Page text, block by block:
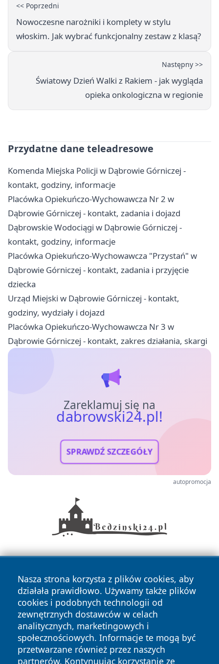
<< Poprzedni
Nowoczesne narożniki i komplety w stylu
włoskim. Jak wybrać funkcjonalny zestaw z klasą?
Następny >>
Światowy Dzień Walki z Rakiem - jak wygląda
opieka onkologiczna w regionie
Przydatne dane teleadresowe
Komenda Miejska Policji w Dąbrowie Górniczej -
kontakt, godziny, informacje
Placówka Opiekuńczo-Wychowawcza Nr 2 w
Dąbrowie Górniczej - kontakt, zadania i dojazd
Dąbrowskie Wodociągi w Dąbrowie Górniczej -
kontakt, godziny, informacje
Placówka Opiekuńczo-Wychowawcza "Przystań" w
Dąbrowie Górniczej - kontakt, zadania i przyjęcie
dziecka
Urząd Miejski w Dąbrowie Górniczej - kontakt,
godziny, wydziały i dojazd
Placówka Opiekuńczo-Wychowawcza Nr 3 w
Dąbrowie Górniczej - kontakt, zakres działania, skargi
Zareklamuj się na
dabrowski24.pl!
SPRAWDŹ SZCZEGÓŁY
autopromocja
Nasza strona korzysta z plików cookies, aby
działała prawidłowo. Używamy także plików
cookies i podobnych technologii od
zewnętrznych dostawców w celach
analitycznych, marketingowych i
społecznościowych. Informacje te mogą być
przetwarzane również przez naszych
partnerów. Kontynuując korzystanie ze
Copyright © 2026 dabrowski24.pl Wszystkie prawa
zastrzeżone.
Polityka Polityka